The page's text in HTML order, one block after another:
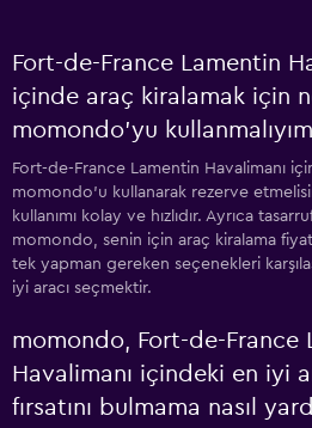
Fort-de-France Lamentin
içinde araç kiralamak için
momondo'yu
Fort-de-France Lamentin Havalimanı
momondo'u kullanarak rezerve
kullanımı kolay ve hızlıdır. Ayrıca
momondo, senin için araç kiralama
tek yapman gereken seçenekleri
iyi aracı seçmektir.
momondo, Fort-de-France
Havalimanı içindeki en iyi
fırsatını bulmama nasıl